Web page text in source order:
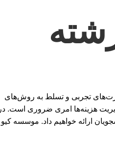
تجربی و تسلط به روش‌های
هزینه‌ها امری ضروری است. در
ارائه خواهیم داد. موسسه کیو